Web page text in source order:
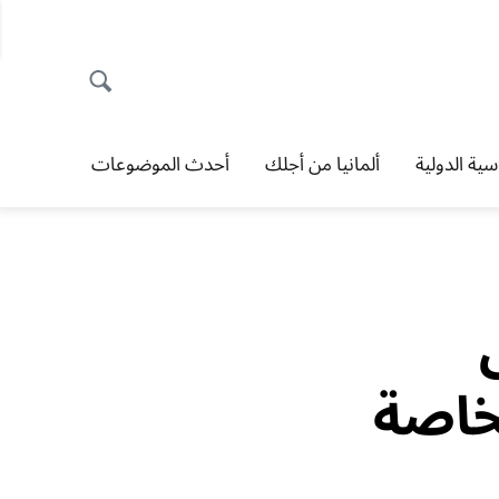
الدولية ألمانيا من أجلك أحدث الموضوعات